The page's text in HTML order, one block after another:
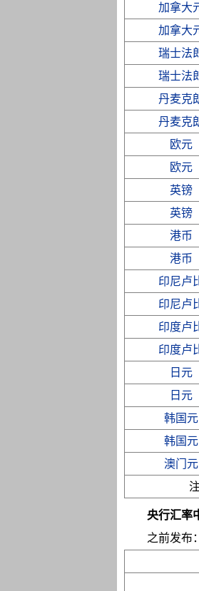
加拿大
加拿大
瑞士法
瑞士法
丹麦克
丹麦克
欧元
欧元
英镑
英镑
港币
港币
印尼卢
印尼卢
印度卢
印度卢
日元
日元
韩国元
韩国元
澳门元
央行汇率
之前发布：